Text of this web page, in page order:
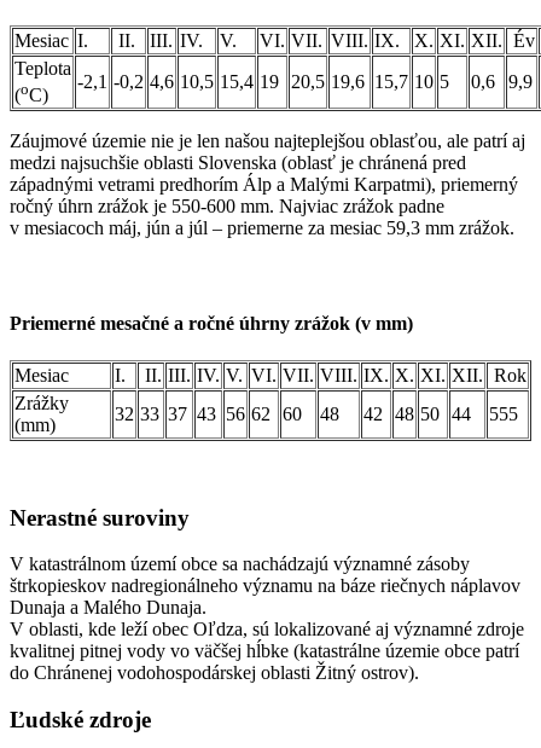
Mesiac I. II. III. IV. V. VI. VII. VIII. IX. X. XI. XII. Év
Teplota
(oC)
-2,1 -0,2 4,6 10,5 15,4 19 20,5 19,6 15,7 10 5 0,6 9,9
Záujmové územie nie je len našou najteplejšou oblasťou, ale patrí aj
medzi najsuchšie oblasti Slovenska (oblasť je chránená pred
západnými vetrami predhorím Álp a Malými Karpatmi), priemerný
ročný úhrn zrážok je 550-600 mm. Najviac zrážok padne
v mesiacoch máj, jún a júl – priemerne za mesiac 59,3 mm zrážok.
Priemerné mesačné a ročné úhrny zrážok (v mm)
Mesiac I. II. III. IV. V. VI. VII. VIII. IX. X. XI. XII. Rok
Zrážky
(mm)
32 33 37 43 56 62 60 48 42 48 50 44 555
Nerastné suroviny
V katastrálnom území obce sa nachádzajú významné zásoby
štrkopieskov nadregionálneho významu na báze riečnych náplavov
Dunaja a Malého Dunaja.
V oblasti, kde leží obec Oľdza, sú lokalizované aj významné zdroje
kvalitnej pitnej vody vo väčšej hĺbke (katastrálne územie obce patrí
do Chránenej vodohospodárskej oblasti Žitný ostrov).
Ľudské zdroje